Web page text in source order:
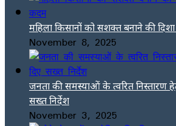
महिला किसानों को सशक्त बनाने की
November 8, 2025
जनता की समस्याओं के त्वरित निस्तारण
सख्त निर्देश
November 3, 2025